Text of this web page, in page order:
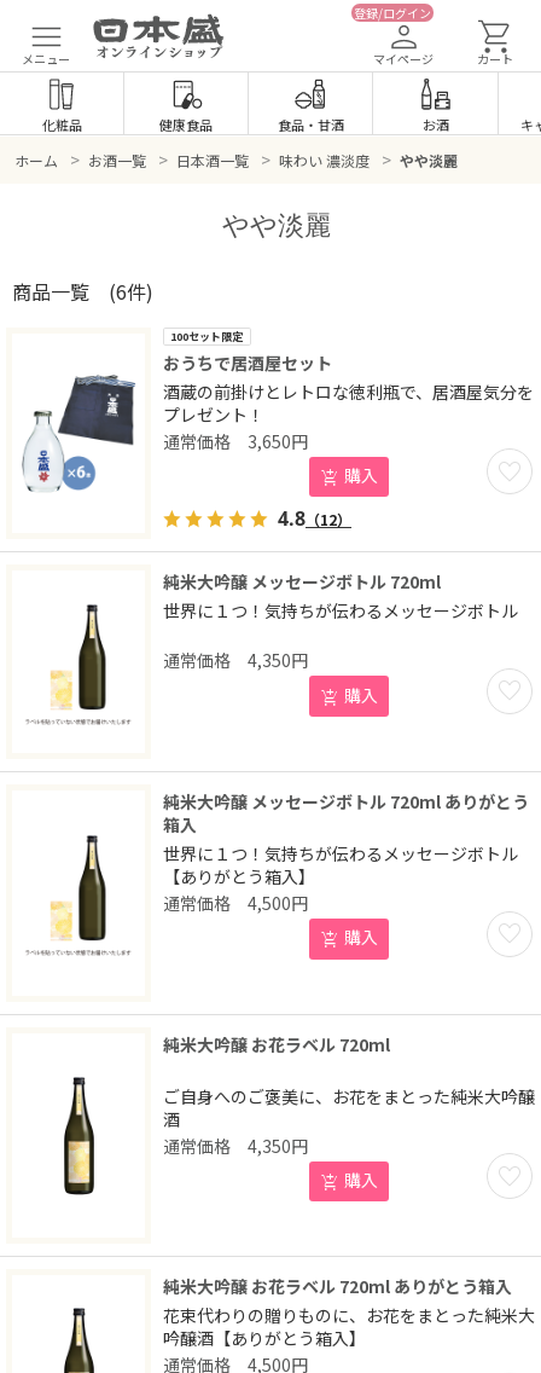
メニュー
登録/ログイン
マイページ カート
化粧品 健康食品 食品・ 甘酒 お酒 キ
ホーム > お酒一覧 > 日本酒一覧 > 味わい 濃淡度 > やや淡麗
やや淡麗
商品一覧 (6件)
100セット限定
おうちで居酒屋セット
酒蔵の前掛けとレトロな徳利瓶で、居酒屋気分を
プレゼント！
お気
3,650円
購入
4.8 （12）
純米大吟醸 メッセージボトル 720ml
世界に１つ！気持ちが伝わるメッセージボトル
お気
4,350円
購入
純米大吟醸 メッセージボトル 720ml ありがとう
箱入
世界に１つ！気持ちが伝わるメッセージボトル
【ありがとう箱入】
お気
4,500円
購入
純米大吟醸 お花ラベル 720ml
ご自身へのご褒美に、お花をまとった純米大吟醸
酒
お気
4,350円
購入
純米大吟醸 お花ラベル 720ml ありがとう箱入
花束代わりの贈りものに、お花をまとった純米大
吟醸酒【ありがとう箱入】
4,500円